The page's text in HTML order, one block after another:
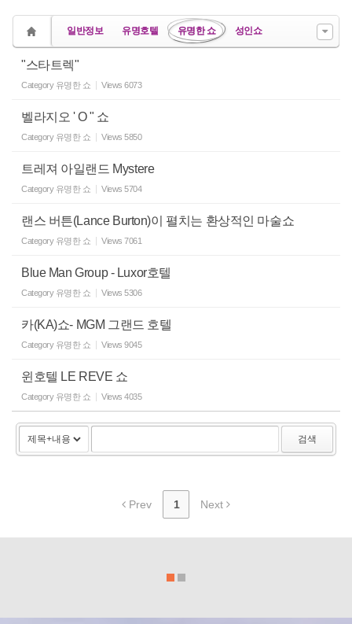
일반정보 유명호텔 유명한 쇼 성인쇼
"스타트렉"
Category 유명한 쇼 Views 6073
벨라지오 ' O " 쇼
Category 유명한 쇼 Views 5850
트레져 아일랜드 Mystere
Category 유명한 쇼 Views 5704
랜스 버튼(Lance Burton)이 펼치는 환상적인 마술쇼
Category 유명한 쇼 Views 7061
Blue Man Group - Luxor호텔
Category 유명한 쇼 Views 5306
카(KA)쇼- MGM 그랜드 호텔
Category 유명한 쇼 Views 9045
윈호텔 LE REVE 쇼
Category 유명한 쇼 Views 4035
검색
Prev 1 Next